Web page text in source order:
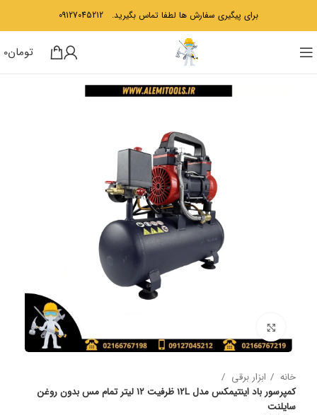
برای پیگیری سفارش ها لطفا تماس بگیرید. 09127045212
تومان0
خانه
ابزار برقی
کمپرسور باد اینتیمکس مدل 12L ظرفیت ۱۲ لیتر تمام مس بدون روغن
سایلنت